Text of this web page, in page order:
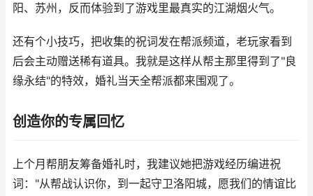
阳、苏州，反而体验到了游戏里最真实的江湖烟火气。
还有个小技巧，把收集的祝词发在帮派频道，老玩家看到
后会主动赠送稀有道具。我就是这样从帮主那里得到了"良
缘永结"的特效，婚礼当天全帮派都来围观了。
创造你的专属回忆
上个月帮朋友筹备婚礼时，我建议她把游戏经历编进祝
词："从帮战认识你，到一起守卫洛阳城，愿我们的情谊比